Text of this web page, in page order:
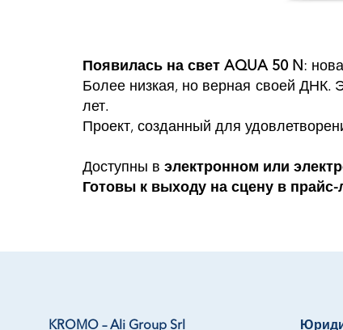
Появилась на свет AQUA 50 N :
Более низкая, но верная своей ДНК.
лет.
Проект, созданный для
Доступны в электронном или
Готовы к выходу на сцену в прайс-
KROMO – Ali Group Srl